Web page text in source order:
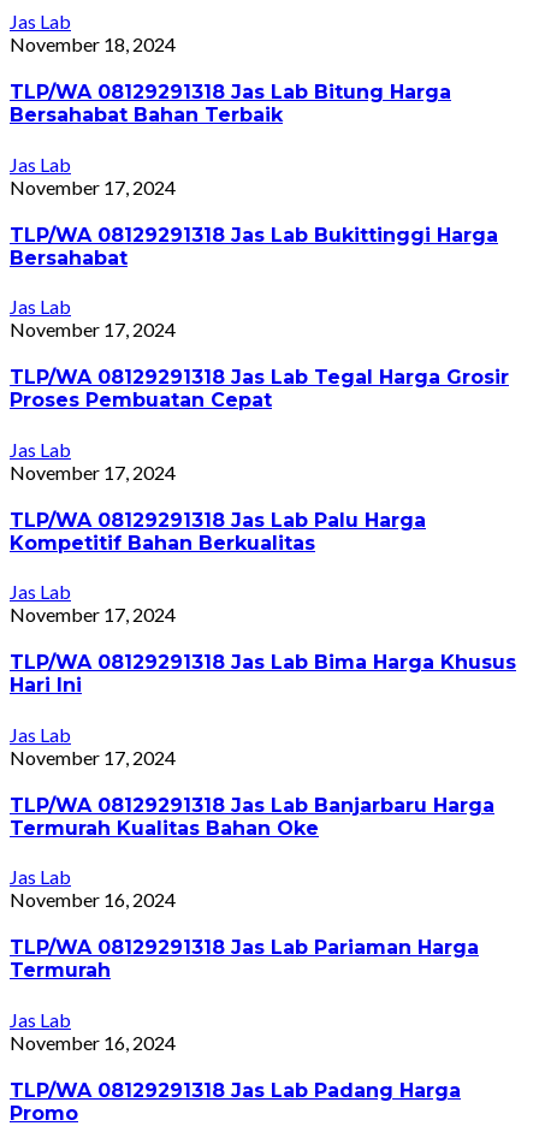
Jas Lab
November 18, 2024
TLP/WA 08129291318 Jas Lab Bitung Harga
Bersahabat Bahan Terbaik
Jas Lab
November 17, 2024
TLP/WA 08129291318 Jas Lab Bukittinggi Harga
Bersahabat
Jas Lab
November 17, 2024
TLP/WA 08129291318 Jas Lab Tegal Harga Grosir
Proses Pembuatan Cepat
Jas Lab
November 17, 2024
TLP/WA 08129291318 Jas Lab Palu Harga
Kompetitif Bahan Berkualitas
Jas Lab
November 17, 2024
TLP/WA 08129291318 Jas Lab Bima Harga Khusus
Hari Ini
Jas Lab
November 17, 2024
TLP/WA 08129291318 Jas Lab Banjarbaru Harga
Termurah Kualitas Bahan Oke
Jas Lab
November 16, 2024
TLP/WA 08129291318 Jas Lab Pariaman Harga
Termurah
Jas Lab
November 16, 2024
TLP/WA 08129291318 Jas Lab Padang Harga
Promo